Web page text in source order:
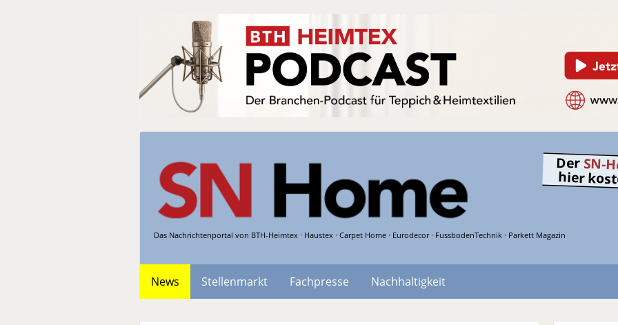
Das Nachrichtenportal von BTH-Heimtex · Haustex · Carpet Home · Eurodecor · FussbodenTechnik · Parkett Magazin
Der SN-
hier
News Stellenmarkt Fachpresse
Nachhaltigkeit